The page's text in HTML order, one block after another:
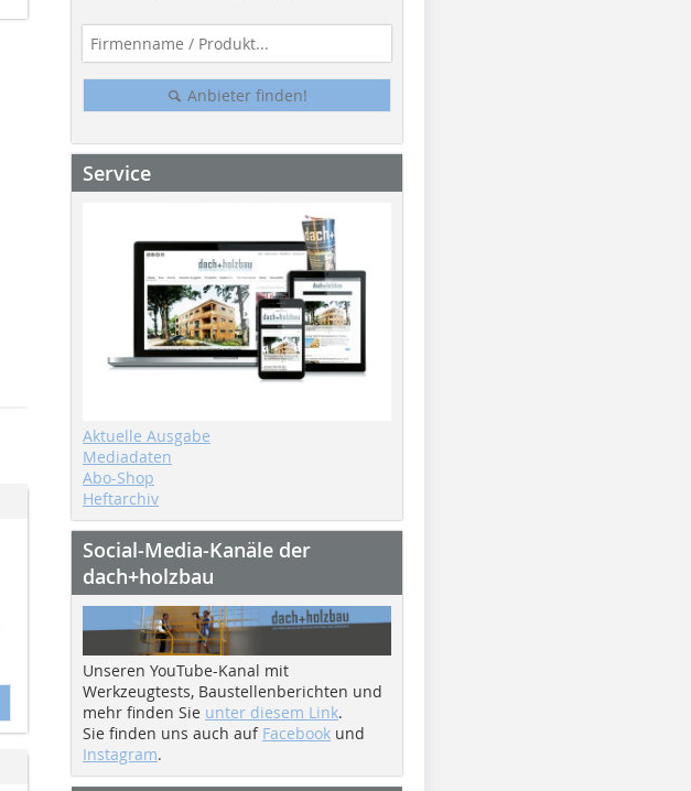
Anbieter finden!
Service
Aktuelle Ausgabe
Mediadaten
Abo-Shop
Heftarchiv
Social-Media-Kanäle der
dach+holzbau
Unseren YouTube-Kanal mit
Werkzeugtests, Baustellenberichten und
mehr finden Sie unter diesem Link.
Sie finden uns auch auf Facebook und
Instagram.